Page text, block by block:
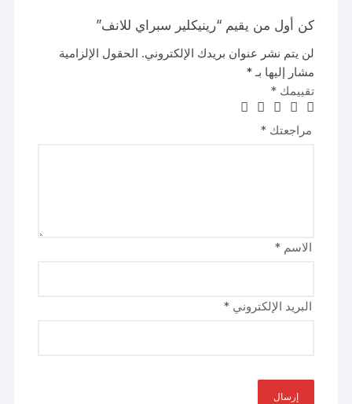
كن أول من يقيم “رينيكلير سبراي للانف”
لن يتم نشر عنوان بريدك الإلكتروني. الحقول الإلزامية
مشار إليها بـ*
تقييمك*
مراجعتك*
الاسم*
البريد الإلكتروني*